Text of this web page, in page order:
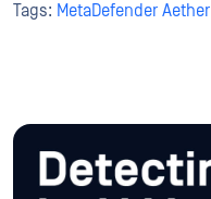
Tags: MetaDefender Aether